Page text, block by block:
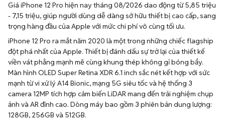
Giá iPhone 12 Pro hiện nay tháng 08/2026 dao động từ 5,85 triệu
- 7,15 triệu, giúp người dùng dễ dàng sở hữu thiết bị cao cấp, sang
trọng hàng đầu của Apple với mức chi phí vô cùng tối ưu.
iPhone 12 Pro ra mắt năm 2020 là một trong những chiếc flagship
đột phá nhất của Apple. Thiết bị đánh dấu sự trở lại của thiết kế
viền vát phẳng mạnh mẽ cùng khung thép không gỉ bóng bẩy.
Màn hình OLED Super Retina XDR 6.1 inch sắc nét kết hợp với sức
mạnh từ vi xử lý A14 Bionic, mạng 5G siêu tốc và hệ thống 3
camera 12MP tích hợp cảm biến LiDAR mang đến trải nghiệm chụp
ảnh và AR đỉnh cao. Dòng máy bao gồm 3 phiên bản dung lượng:
128GB, 256GB và 512GB.